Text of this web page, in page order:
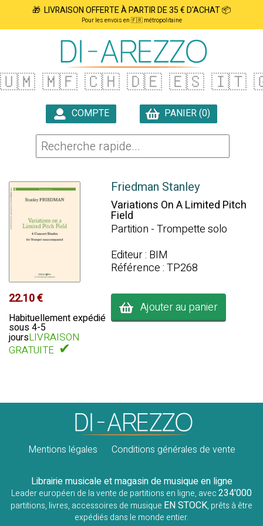
🎁 LIVRAISON OFFERTE À PARTIR DE 35 € D'ACHAT 📦
Pour les envois en 🇫🇷 métropolitaine
🇺🇲 🇲🇫 🇨🇭 🇩🇪 🇪🇸 🇮🇹
COMPTE
PANIER (0)
22.10 €
Habituellement expédié
sous 4-5
joursLIVRAISON
GRATUITE ✔
Friedman Stanley
Variations On A Limited Pitch
Field
Partition - Trompette solo
Editeur : BIM
Référence : TP268
Ajouter au panier
Mentions légales Conditions générales de vente
Librairie musicale et magasin de musique en ligne
Leader européen de la vente de partitions en ligne, avec234'000
partitions, livres, accessoires de musique EN STOCK, prêts à être
expédiés dans le monde entier.